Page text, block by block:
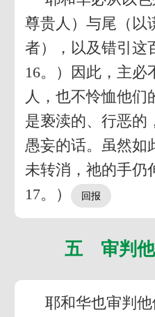
尊贵人）与尾（以
者），以及错引这
16。）因此，主必
人，也不怜恤他们
是亵渎的、行恶的
愚妄的话。虽然如
未转消，祂的手仍
17。）
五 审判他
耶和华也审判